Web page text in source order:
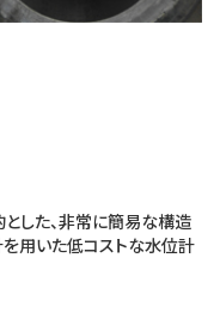
した、非常に簡易な構造
用いた低コストな水位計